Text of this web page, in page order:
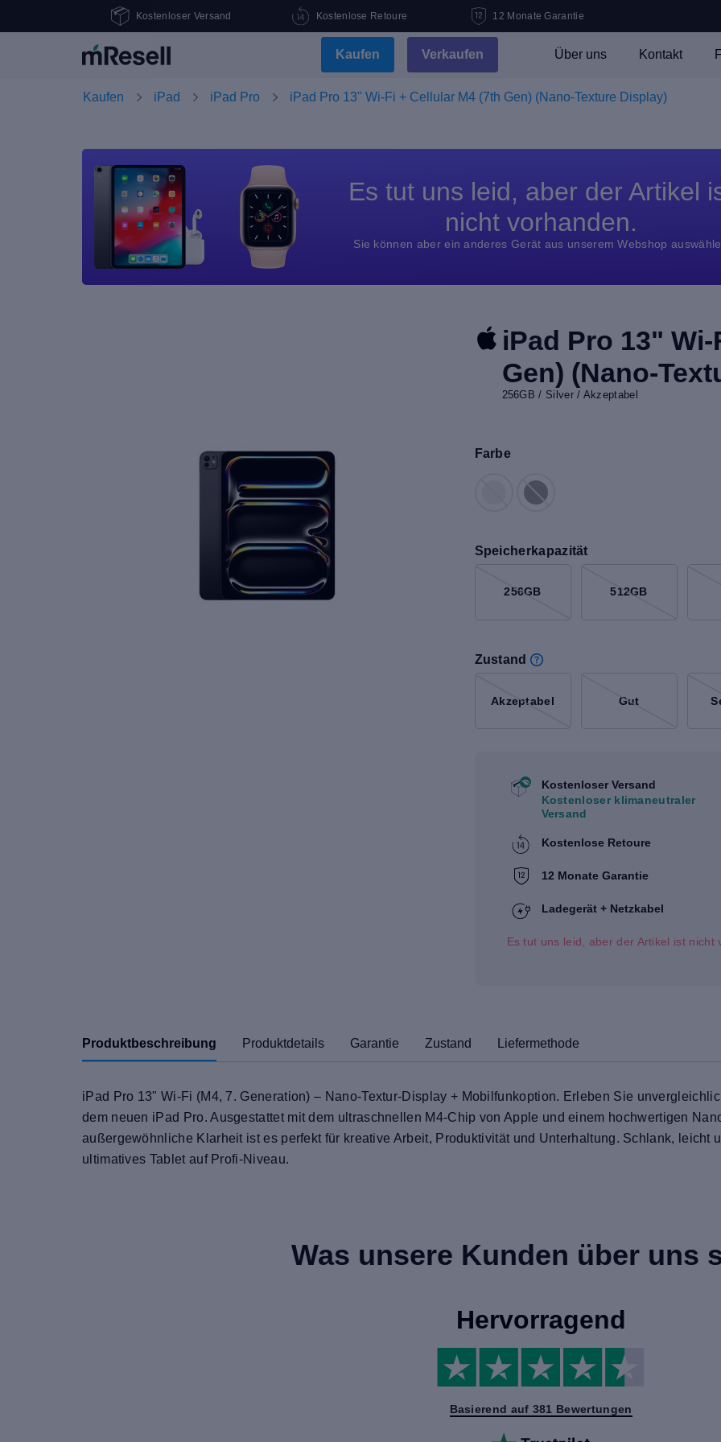
Kostenloser Versand Kostenlose Retoure 12 Monate Garantie
Kaufen Verkaufen Über uns Kontakt
Kaufen iPad iPad Pro iPad Pro 13" Wi-Fi + Cellular M4 (7th Gen) (Nano-Texture Display)
Es tut uns leid, aber der Artikel
nicht vorhanden.
Sie können aber ein anderes Gerät aus unserem Webshop
iPad Pro 13"
Gen) (Nano-
256GB / Silver / Akzeptabel
Farbe
Speicherkapazität
256GB 512GB
Zustand
Akzeptabel Gut
Kostenloser Versand
Kostenloser klimaneutraler
Versand
Kostenlose Retoure
12 Monate Garantie
Ladegerät + Netzkabel
Es tut uns leid, aber der Artikel ist nicht
Produktbeschreibung Produktdetails Garantie Zustand Liefermethode
iPad Pro 13" Wi-Fi (M4, 7. Generation) – Nano-Textur-Display + Mobilfunkoption. Erleben Sie
dem neuen iPad Pro. Ausgestattet mit dem ultraschnellen M4-Chip von Apple und einem hochwertigen
außergewöhnliche Klarheit ist es perfekt für kreative Arbeit, Produktivität und Unterhaltung. Schlank, leicht
ultimatives Tablet auf Profi-Niveau.
Was unsere Kunden über uns
Hervorragend
Basierend auf 381 Bewertungen